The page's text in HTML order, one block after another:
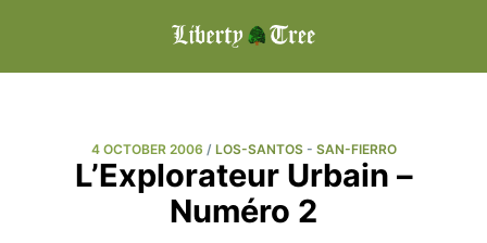
4 OCTOBER 2006 / LOS-SANTOS- SAN-FIERRO
L’Explorateur Urbain –
Numéro 2